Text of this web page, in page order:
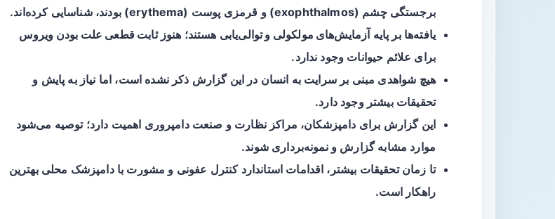
برجستگی چشم (exophthalmos) و قرمزی پوست (erythema) بودند، شناسایی کرده‌اند.
یافته‌ها بر پایه آزمایش‌های مولکولی و توالی‌یابی هستند؛ هنوزثابت قطعی علت بودن ویروس
برای علائم حیوانات وجود ندارد.
هیچ شواهدی مبنی بر سرایت به انسان در این گزارش ذکر نشده است، اما نیاز به پایش و
تحقیقات بیشتر وجود دارد.
این گزارش برای دامپزشکان، مراکز نظارت و صنعت دامپروری اهمیت دارد؛ توصیه می‌شود
موارد مشابه گزارش و نمونه‌برداری شوند.
تا زمان تحقیقات بیشتر، اقدامات استاندارد کنترل عفونی و مشورت با دامپزشک محلی بهترین
راهکار است.